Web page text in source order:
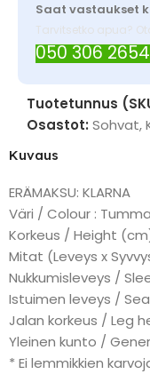
Saat vastaukset
Tarvitsetko apua?
050 306 2654
Tuotetunnus
Osastot: Sohvat,
Kuvaus
ERÄMAKSU: KLARNA
Väri / Colour :
Korkeus / Height
Mitat (Leveys x
Nukkumisleveys /
Istuimen leveys /
Jalan korkeus / Leg
Yleinen kunto /
* Ei lemmikkien